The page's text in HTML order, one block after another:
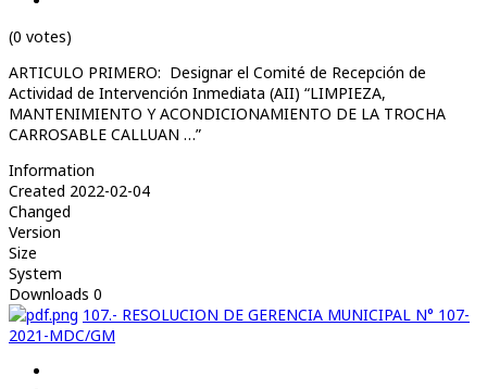
(0 votes)
ARTICULO PRIMERO: Designar el Comité de Recepción de
Actividad de Intervención Inmediata (AII) “LIMPIEZA,
MANTENIMIENTO Y ACONDICIONAMIENTO DE LA TROCHA
CARROSABLE CALLUAN …”
Information
Created 2022-02-04
Changed
Version
Size
System
Downloads 0
107.- RESOLUCION DE GERENCIA MUNICIPAL N° 107-
2021-MDC/GM